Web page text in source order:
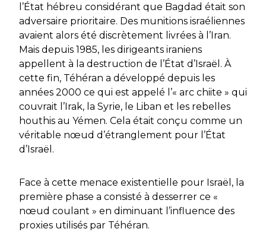
l’État hébreu considérant que Bagdad était son
adversaire prioritaire. Des munitions israéliennes
avaient alors été discrètement livrées à l’Iran.
Mais depuis 1985, les dirigeants iraniens
appellent à la destruction de l’État d’Israël. À
cette fin, Téhéran a développé depuis les
années 2000 ce qui est appelé l’« arc chiite » qui
couvrait l’Irak, la Syrie, le Liban et les rebelles
houthis au Yémen. Cela était conçu comme un
véritable nœud d’étranglement pour l’État
d’Israël.
Face à cette menace existentielle pour Israël, la
première phase a consisté à desserrer ce «
nœud coulant » en diminuant l’influence des
proxies utilisés par Téhéran.